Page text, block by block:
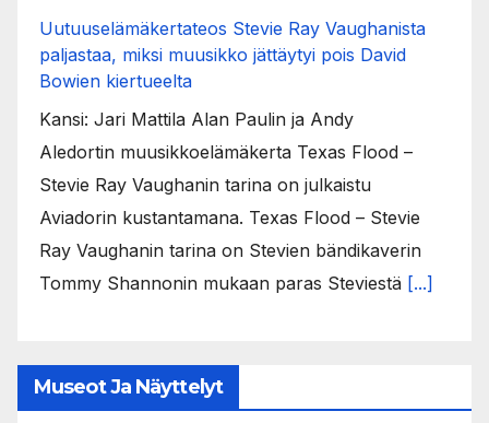
Uutuuselämäkertateos Stevie Ray Vaughanista
paljastaa, miksi muusikko jättäytyi pois David
Bowien kiertueelta
Kansi: Jari Mattila Alan Paulin ja Andy
Aledortin muusikkoelämäkerta Texas Flood –
Stevie Ray Vaughanin tarina on julkaistu
Aviadorin kustantamana. Texas Flood – Stevie
Ray Vaughanin tarina on Stevien bändikaverin
Tommy Shannonin mukaan paras Steviestä [...]
Museot Ja Näyttelyt